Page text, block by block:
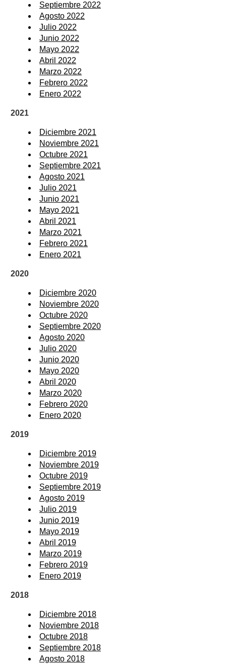
Septiembre 2022
Agosto 2022
Julio 2022
Junio 2022
Mayo 2022
Abril 2022
Marzo 2022
Febrero 2022
Enero 2022
2021
Diciembre 2021
Noviembre 2021
Octubre 2021
Septiembre 2021
Agosto 2021
Julio 2021
Junio 2021
Mayo 2021
Abril 2021
Marzo 2021
Febrero 2021
Enero 2021
2020
Diciembre 2020
Noviembre 2020
Octubre 2020
Septiembre 2020
Agosto 2020
Julio 2020
Junio 2020
Mayo 2020
Abril 2020
Marzo 2020
Febrero 2020
Enero 2020
2019
Diciembre 2019
Noviembre 2019
Octubre 2019
Septiembre 2019
Agosto 2019
Julio 2019
Junio 2019
Mayo 2019
Abril 2019
Marzo 2019
Febrero 2019
Enero 2019
2018
Diciembre 2018
Noviembre 2018
Octubre 2018
Septiembre 2018
Agosto 2018